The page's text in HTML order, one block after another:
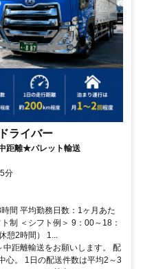
ライバー
距離★パレット輸送
分
間 平均勤務日数：1ヶ月あた
制 ＜シフト例＞ 9：00～18：
2時間） 1...
距離輸送をお願いします。 配
心。 1日の配送件数は平均2～3